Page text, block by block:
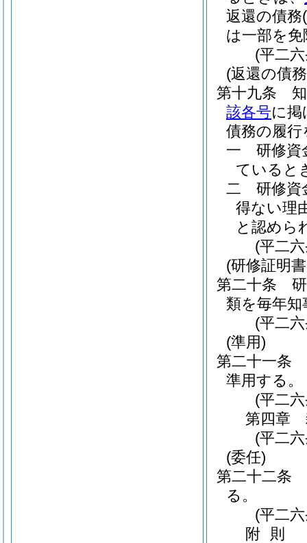
返還の債務
は一部を
(平二
(返還の債
第十九条
該各号に掲
債務の履
一
研修資
ていると
二
研修資
得ない理
と認めら
(平二
(研修証明
第二十条
類を毎年
(平二
(準用)
第二十一条
準用する。
(平二
第四章
(平二
(委任)
第二十二条
る。
(平二
附 則